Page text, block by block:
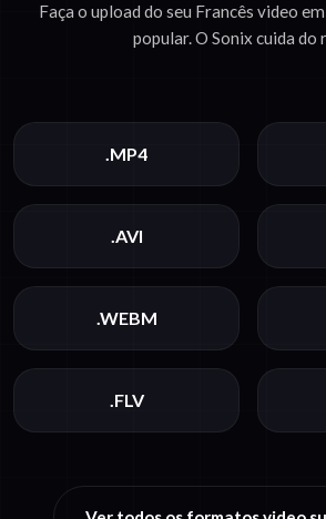
Faça o upload do seu Francês video
popular. O Sonix cuida do
.MP4
.AVI
.WEBM
.FLV